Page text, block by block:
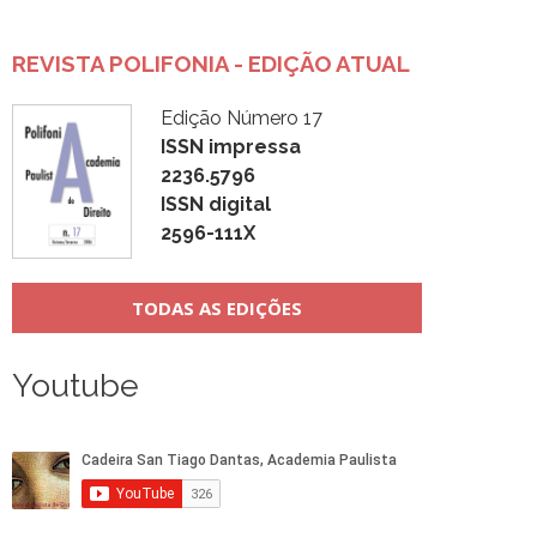
REVISTA POLIFONIA - EDIÇÃO ATUAL
Edição Número 17
ISSN impressa
2236.5796
ISSN digital
2596-111X
TODAS AS EDIÇÕES
Youtube